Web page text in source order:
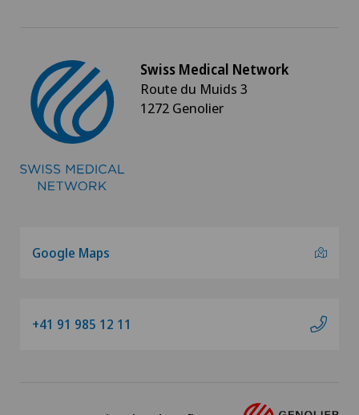
Swiss Medical Network
Route du Muids 3
1272 Genolier
Google Maps
+41 91 985 12 11